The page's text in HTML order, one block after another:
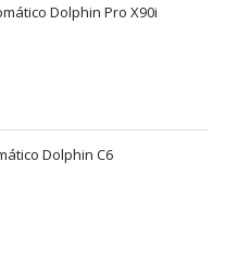
Dolphin Pro X90i
Dolphin C6